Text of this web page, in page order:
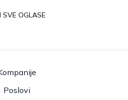
SVE OGLASE
Poslovi